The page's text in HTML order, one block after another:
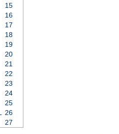
15
16
17
18
19
20
21
22
23
24
25
26
27